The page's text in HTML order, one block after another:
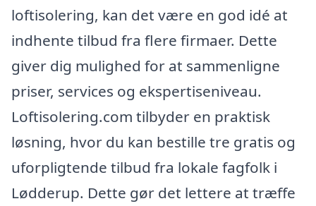
loftisolering, kan det være en god idé at
indhente tilbud fra flere firmaer. Dette
giver dig mulighed for at sammenligne
priser, services og ekspertiseniveau.
Loftisolering.com tilbyder en praktisk
løsning, hvor du kan bestille tre gratis og
uforpligtende tilbud fra lokale fagfolk i
Lødderup. Dette gør det lettere at træffe